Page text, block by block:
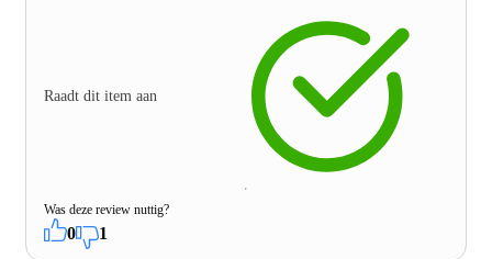
Raadt dit item aan
Was deze review nuttig?
0 1